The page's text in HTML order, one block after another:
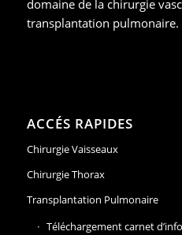
domaine de la chirurgie
transplantation pulmonaire.
ACCÉS RAPIDES
Chirurgie Vaisseaux
Chirurgie Thorax
Transplantation Pulmonaire
Téléchargement carnet